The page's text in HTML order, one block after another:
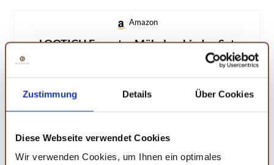
Zustimmung Details Über Cookies
Diese Webseite verwendet Cookies
Wir verwenden Cookies, um Ihnen ein optimales
Amazon
LOOTICH Exzenter Möbelverbinder-Set
Ein umfangreiches Set für die unsichtbare Verbindung von
Möbelstücke.
exzenter größe: ø14,7x11,4mm
universalverbinder für holzstärken ab 16mm